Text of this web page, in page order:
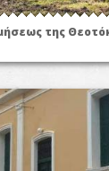
της